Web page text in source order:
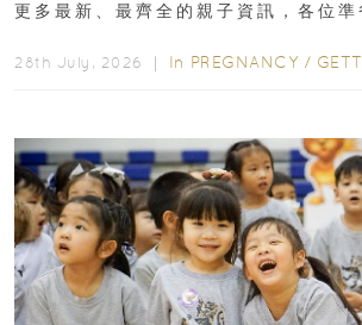
更多最新、最齊全的親子資訊，各位
28th July, 2026 ｜ In PREGNANCY /